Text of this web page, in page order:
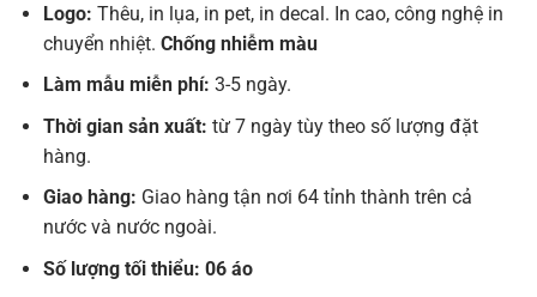
Logo: Thêu, in lụa, in pet, in decal. In cao, công nghệ in
chuyển nhiệt. Chống nhiễm màu
Làm mẫu miễn phí: 3-5 ngày.
Thời gian sản xuất: từ 7 ngày tùy theo số lượng đặt
hàng.
Giao hàng: Giao hàng tận nơi 64 tỉnh thành trên cả
nước và nước ngoài.
Số lượng tối thiểu: 06 áo